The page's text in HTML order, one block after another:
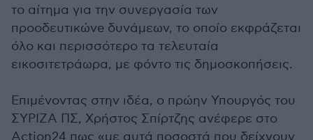
το αίτημα για την συνεργασία των
προοδευτικώνe δυνάμεων, το οποίο εκφράζεται
όλο και περισσότερο τα τελευταία
εικοσιτετράωρα, με φόντο τις δημοσκοπήσεις.
Επιμένοντας στην ιδέα, ο πρώην Υπουργός του
ΣΥΡΙΖΑ ΠΣ, Χρήστος Σπίρτζης ανέφερε στο
Action24 πως «με αυτά ποσοστά που δείχνουν